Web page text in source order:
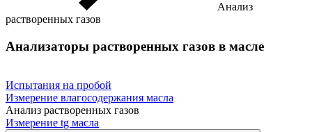
Анализ
растворенных газов
Анализаторы растворенных газов в масле
Испытания на пробой
Измерение влагосодержания масла
Анализ растворенных газов
Измерение tg масла